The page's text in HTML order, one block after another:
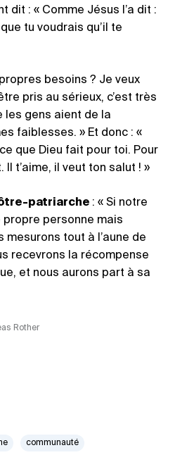
dit : « Comme Jésus l’a dit :
tu voudrais qu’il te
besoins ? Je veux
pris au sérieux, c’est très
les gens aient de la
faiblesses. » Et donc : «
que Dieu fait pour toi. Pour
t’aime, il veut ton salut ! »
patriarche : « Si notre
propre personne mais
tout à l’aune de
recevrons la récompense
et nous aurons part à sa
Rother
communauté